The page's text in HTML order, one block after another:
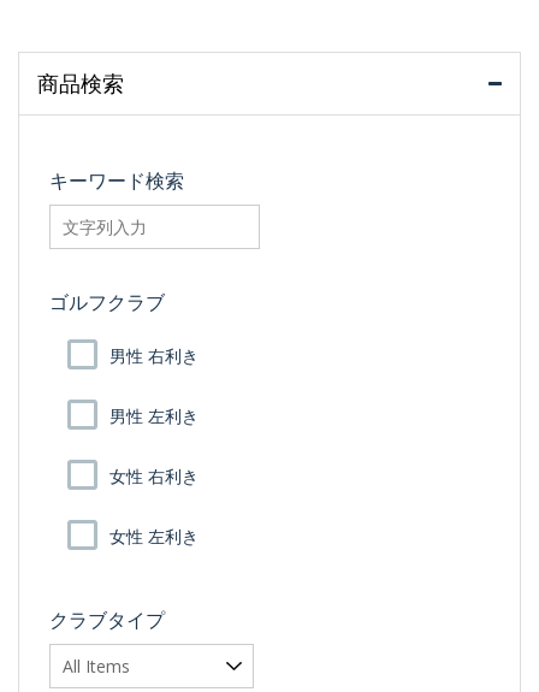
商品検索
キーワード検索
searchfilter_pro
ゴルフクラブ
男性 右利き
男性 左利き
女性 右利き
女性 左利き
クラブタイプ